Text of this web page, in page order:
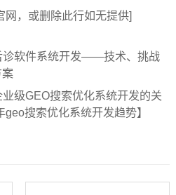
网，或删除此行如无提供]
诊软件系统开发——技术、挑战
案
级GEO搜索优化系统开发的关
搜索优化系统开发趋势】